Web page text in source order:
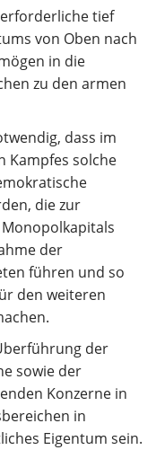
tief
von Oben nach
in die
zu den armen
dass im
Kampfes solche
die zur
der
führen und so
den weiteren
der
sowie der
Konzerne in
in
Eigentum sein.